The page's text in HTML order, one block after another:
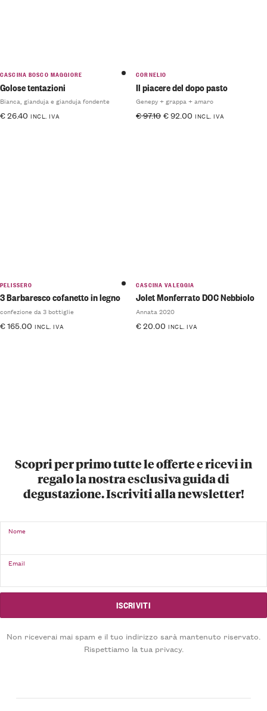
CASCINA BOSCO MAGGIORE
Golose tentazioni
Bianca, gianduja e gianduja fondente
€26.40 INCL. IVA
CORNELIO
Il piacere del dopo pasto
Genepy + grappa + amaro
€97.10 €92.00 INCL. IVA
PELISSERO
3 Barbaresco cofanetto in legno
confezione da 3 bottiglie
€165.00 INCL. IVA
CASCINA VALEGGIA
Jolet Monferrato DOC Nebbiolo
Annata 2020
€20.00 INCL. IVA
Scopri per primo tutte le offerte e ricevi in
regalo la nostra esclusiva guida di
degustazione. Iscriviti alla newsletter!
Nome
Email
Non riceverai mai spam e il tuo indirizzo sarà mantenuto riservato.
Rispettiamo la tua privacy.